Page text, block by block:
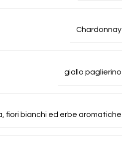
Chardonnay
giallo paglierino
fiori bianchi ed erbe aromatiche